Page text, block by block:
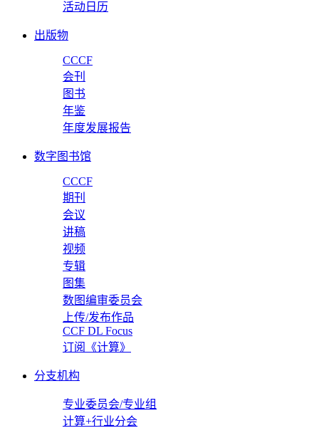
活动日历
出版物
CCCF
会刊
图书
年鉴
年度发展报告
数字图书馆
CCCF
期刊
会议
讲稿
视频
专辑
图集
数图编审委员会
上传/发布作品
CCF DL Focus
订阅《计算》
分支机构
专业委员会/专业组
计算+行业分会